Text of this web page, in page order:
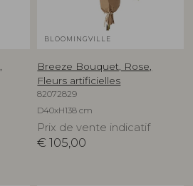
BLOOMINGVILLE
Breeze Bouquet, Rose,
Fleurs artificielles
82072829
D40xH138 cm
Prix de vente indicatif
€ 105,00